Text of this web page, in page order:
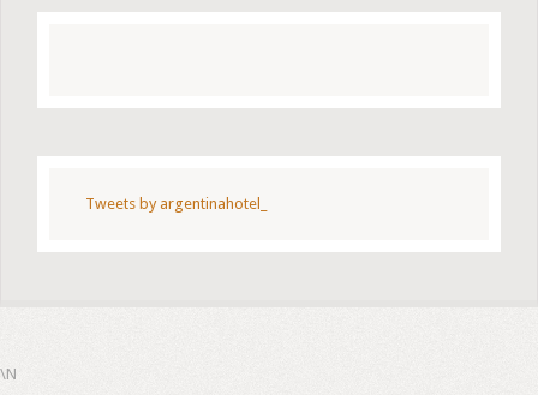
Tweets by argentinahotel_
\N